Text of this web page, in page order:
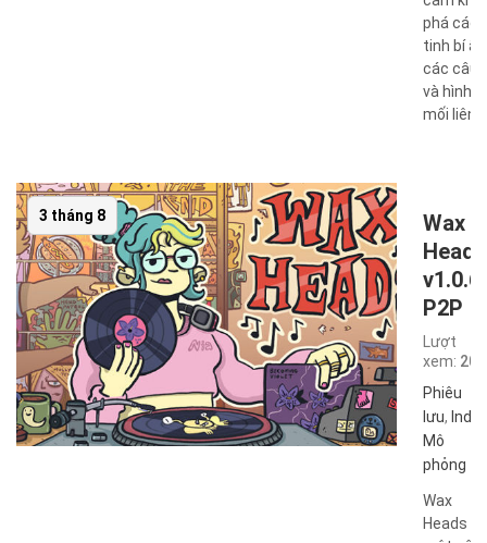
phá các
tinh bí
các câu
và hình
mối liên
3 tháng 8
Wax
Heads
P2P
Lượt
xem: 207
Phiêu
lưu, Indie
Mô
phỏng
Wax
Heads là